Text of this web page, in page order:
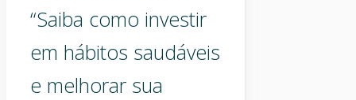
“Saiba como investir
em hábitos saudáveis
e melhorar sua